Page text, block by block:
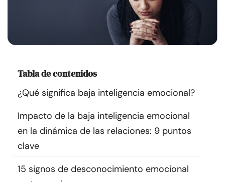
Encuentra un terapeuta
Sobre nosotros
© Copyright 2026. Todos los derechos reservados.
Tabla de contenidos
¿Qué significa baja inteligencia emocional?
Impacto de la baja inteligencia emocional
en la dinámica de las relaciones: 9 puntos
clave
15 signos de desconocimiento emocional